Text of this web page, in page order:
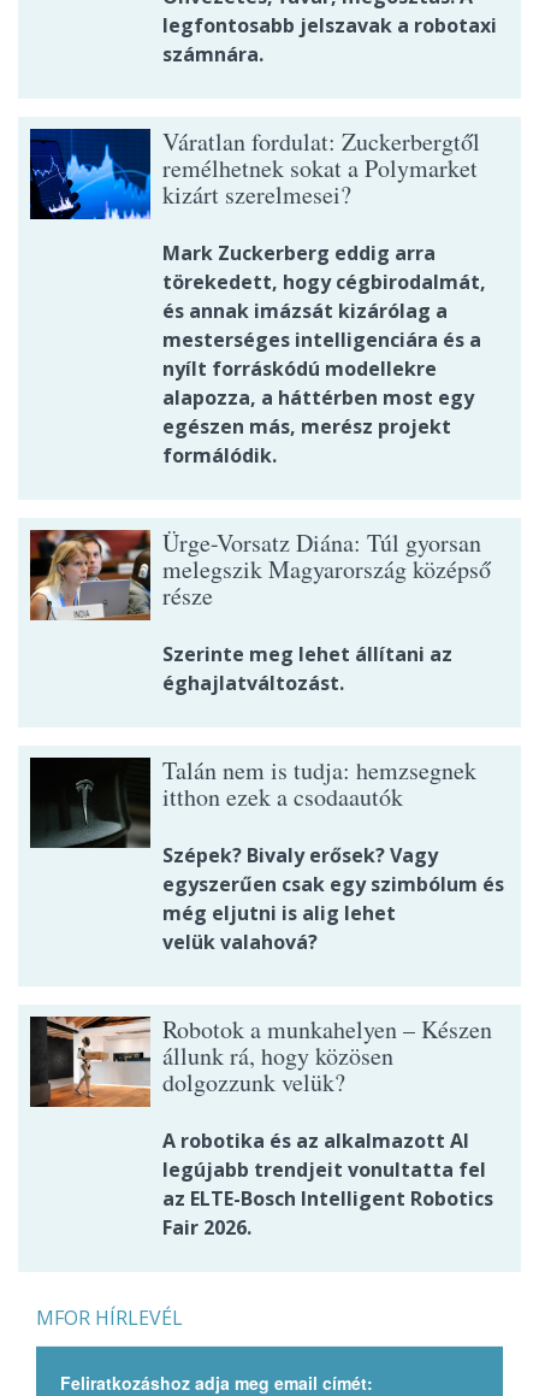
legfontosabb jelszavak a robotaxi
számnára.
Váratlan fordulat: Zuckerbergtől
remélhetnek sokat a Polymarket
kizárt szerelmesei?
Mark Zuckerberg eddig arra
törekedett, hogy cégbirodalmát,
és annak imázsát kizárólag a
mesterséges intelligenciára és a
nyílt forráskódú modellekre
alapozza, a háttérben most egy
egészen más, merész projekt
formálódik.
Ürge-Vorsatz Diána: Túl gyorsan
melegszik Magyarország középső
része
Szerinte meg lehet állítani az
éghajlatváltozást.
Talán nem is tudja: hemzsegnek
itthon ezek a csodaautók
Szépek? Bivaly erősek? Vagy
egyszerűen csak egy szimbólum és
még eljutni is alig lehet
velük valahová?
Robotok a munkahelyen – Készen
állunk rá, hogy közösen
dolgozzunk velük?
A robotika és az alkalmazott AI
legújabb trendjeit vonultatta fel
az ELTE-Bosch Intelligent Robotics
Fair 2026.
MFOR HÍRLEVÉL
Feliratkozáshoz adja meg email címét: